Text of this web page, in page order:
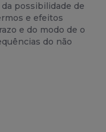
possibilidade de
e efeitos
e do modo de o
do não